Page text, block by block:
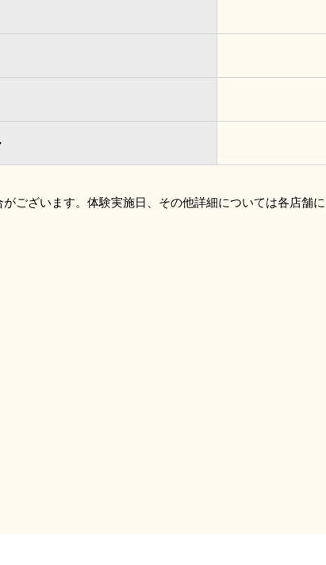
ございます。体験実施日、その他詳細については各店舗